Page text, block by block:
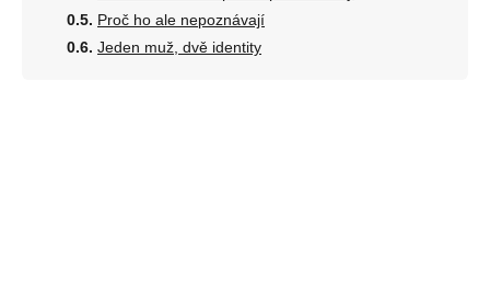
Proč ho ale nepoznávají
Jeden muž, dvě identity